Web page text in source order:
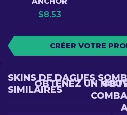
$8.53
CRÉER VOTRE
OBTENEZ UN
SKINS DE DAGUES
SIMILAIRES